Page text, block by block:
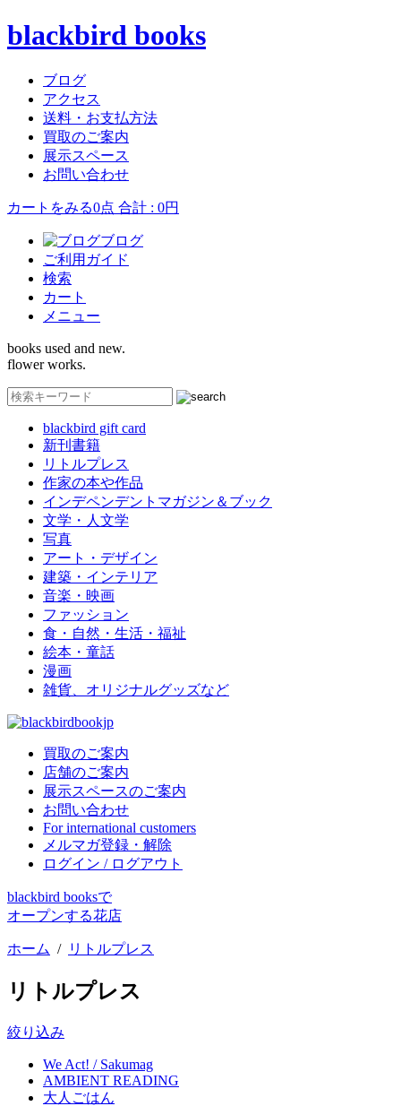
blackbird books
ブログ
アクセス
送料・お支払方法
買取のご案内
展示スペース
お問い合わせ
カートをみる0点 合計 : 0円
ブログ
ご利用ガイド
検索
カート
メニュー
books used and new.
flower works.
blackbird gift card
新刊書籍
リトルプレス
作家の本や作品
インデペンデントマガジン＆ブック
文学・人文学
写真
アート・デザイン
建築・インテリア
音楽・映画
ファッション
食・自然・生活・福祉
絵本・童話
漫画
雑貨、オリジナルグッズなど
買取のご案内
店舗のご案内
展示スペースのご案内
お問い合わせ
For international customers
メルマガ登録・解除
ログイン / ログアウト
blackbird booksで
オープンする花店
ホーム / リトルプレス
リトルプレス
絞り込み
We Act! / Sakumag
AMBIENT READING
大人ごはん